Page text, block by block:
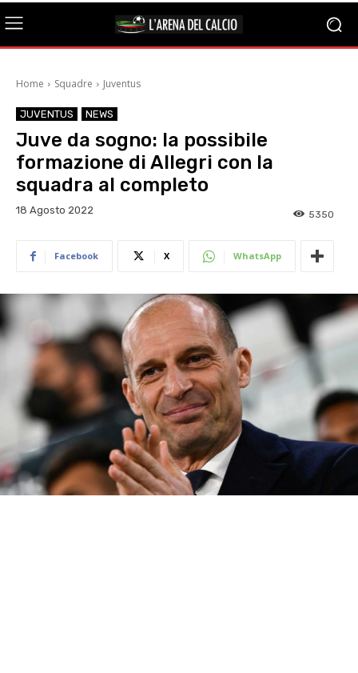
Home Squadre Juventus
JUVENTUS NEWS
Juve da sogno: la possibile
formazione di Allegri con la
squadra al completo
18 Agosto 2022 5350
Facebook X WhatsApp